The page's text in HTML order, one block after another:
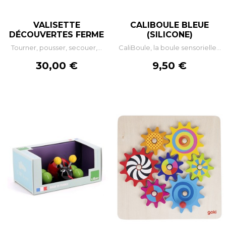
VALISETTE
DÉCOUVERTES FERME
Tourner, pousser, secouer,...
Prix
30,00 €
CALIBOULE BLEUE
(SILICONE)
CaliBoule, la boule sensorielle...
Prix
9,50 €